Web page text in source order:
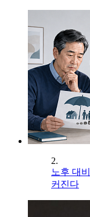
2.
노후 대
커진다